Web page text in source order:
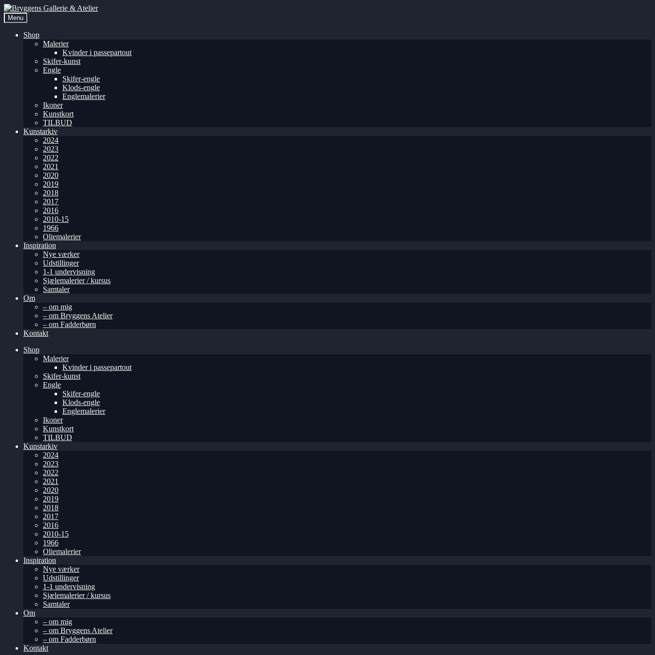
Menu
Shop
Malerier
Kvinder i passepartout
Skifer-kunst
Engle
Skifer-engle
Klods-engle
Englemalerier
Ikoner
Kunstkort
TILBUD
Kunstarkiv
2024
2023
2022
2021
2020
2019
2018
2017
2016
2010-15
1966
Oliemalerier
Inspiration
Nye værker
Udstillinger
1-1 undervisning
Sjælemalerier / kursus
Samtaler
Om
– om mig
– om Bryggens Atelier
– om Fadderbørn
Kontakt
Shop
Malerier
Kvinder i passepartout
Skifer-kunst
Engle
Skifer-engle
Klods-engle
Englemalerier
Ikoner
Kunstkort
TILBUD
Kunstarkiv
2024
2023
2022
2021
2020
2019
2018
2017
2016
2010-15
1966
Oliemalerier
Inspiration
Nye værker
Udstillinger
1-1 undervisning
Sjælemalerier / kursus
Samtaler
Om
– om mig
– om Bryggens Atelier
– om Fadderbørn
Kontakt